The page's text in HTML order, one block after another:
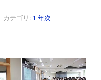
カテゴリ: １年次